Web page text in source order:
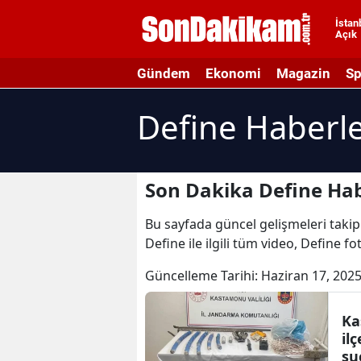
Açık
Gündem Ekonomi Magazin
Define
Son Dakika Define
Bu sayfada güncel gelişmeleri
Define ile ilgili tüm video, Define
Güncelleme Tarihi: Haziran 17,